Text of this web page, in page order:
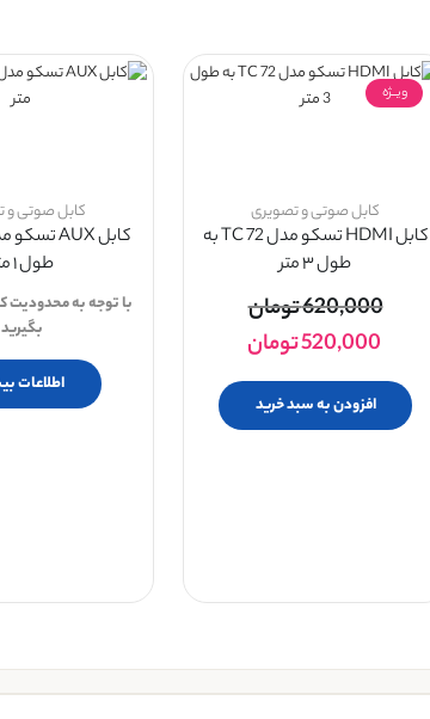
ویــژه
کابل صوتی و تصویری
کابل HDMI تسکو مدل TC 72 به
طول ۳ متر
620,000تومان
520,000تومان
افزودن به سبد خرید
کابل صوتی و
طول ۱ متر
با توجه به محدودیت
بگیرید
اطلاعات